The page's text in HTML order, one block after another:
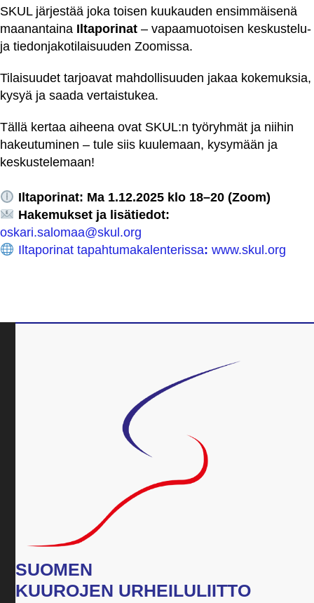
SKUL järjestää joka toisen kuukauden ensimmäisenä
maanantaina Iltaporinat – vapaamuotoisen keskustelu-
ja tiedonjakotilaisuuden Zoomissa.
Tilaisuudet tarjoavat mahdollisuuden jakaa kokemuksia,
kysyä ja saada vertaistukea.
Tällä kertaa aiheena ovat SKUL:n työryhmät ja niihin
hakeutuminen – tule siis kuulemaan, kysymään ja
keskustelemaan!
Iltaporinat: Ma 1.12.2025 klo 18–20 (Zoom)
Hakemukset ja lisätiedot:
oskari.salomaa@skul.org
Iltaporinat tapahtumakalenterissa: www.skul.org
SUOMEN
KUUROJEN URHEILULIITTO